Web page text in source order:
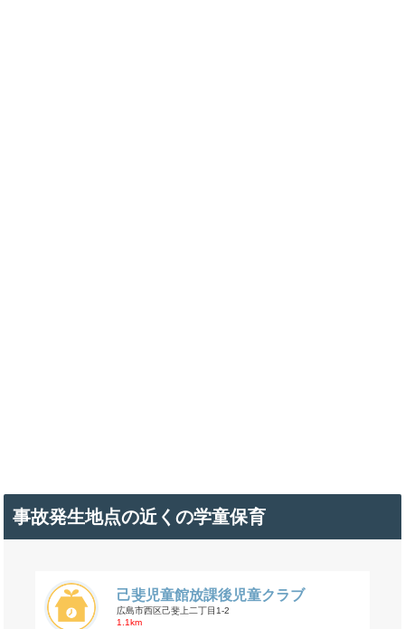
事故発生地点の近くの学童保育
己斐児童館放課後児童クラブ
広島市西区己斐上二丁目1-2
1.1km